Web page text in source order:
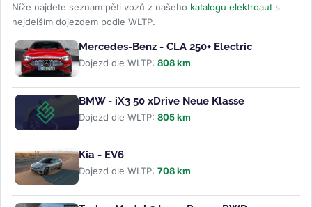
Níže najdete seznam pěti vozů z našeho katalogu elektroaut s
nejdelším dojezdem podle WLTP.
Mercedes-Benz - CLA 250+ Electric
Dojezd dle WLTP: 808 km
BMW - iX3 50 xDrive Neue Klasse
Dojezd dle WLTP: 805 km
Kia - EV6
Dojezd dle WLTP: 708 km